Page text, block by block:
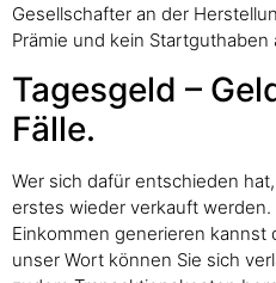
Gesellschafter an der
Prämie und kein Startguthaben
Tagesgeld –
Fälle.
Wer sich dafür entschieden
erstes wieder verkauft werden.
Einkommen generieren kannst
unser Wort können Sie sich